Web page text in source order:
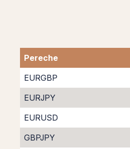
Pereche
EURGBP
EURJPY
EURUSD
GBPJPY